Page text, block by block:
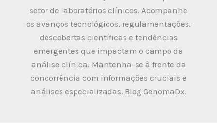
setor de laboratórios clínicos. Acompanhe
os avanços tecnológicos, regulamentações,
descobertas científicas e tendências
emergentes que impactam o campo da
análise clínica. Mantenha-se à frente da
concorrência com informações cruciais e
análises especializadas. Blog GenomaDx.